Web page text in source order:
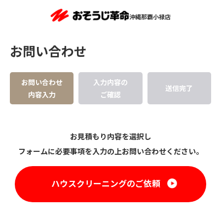
沖縄那覇小禄店
お問い合わせ
お問い合わせ
内容入力
入力内容の
ご確認
送信完了
お見積もり内容を選択し
フォームに必要事項を入力の上お問い合わせください。
ハウスクリーニングのご依頼